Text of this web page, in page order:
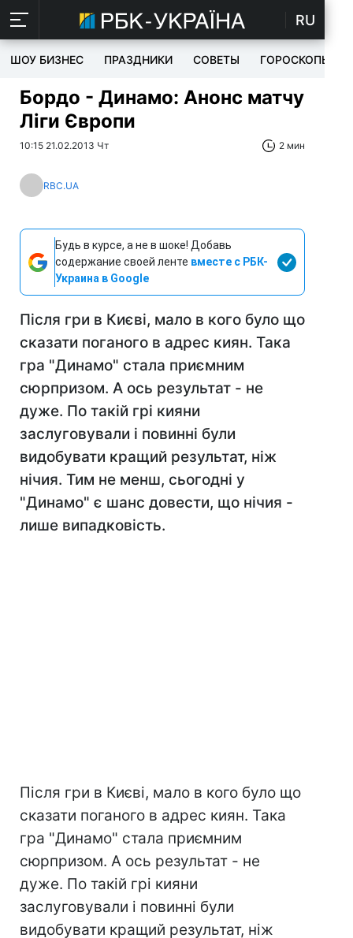
RU
ШОУ БИЗНЕС ПРАЗДНИКИ СОВЕТЫ ГОРОСКОПЫ
Бордо - Динамо: Анонс матчу
Ліги Європи
10:15 21.02.2013 Чт 2 мин
RBC.UA
Будь в курсе, а не в шоке! Добавь
содержание своей ленте вместе с РБК-
Украина в Google
Після гри в Києві, мало в кого було що
сказати поганого в адрес киян. Така
гра "Динамо" стала приємним
сюрпризом. А ось результат - не
дуже. По такій грі кияни
заслуговували і повинні були
видобувати кращий результат, ніж
нічия. Тим не менш, сьогодні у
"Динамо" є шанс довести, що нічия -
лише випадковість.
Після гри в Києві, мало в кого було що
сказати поганого в адрес киян. Така
гра "Динамо" стала приємним
сюрпризом. А ось результат - не
дуже. По такій грі кияни
заслуговували і повинні були
видобувати кращий результат, ніж